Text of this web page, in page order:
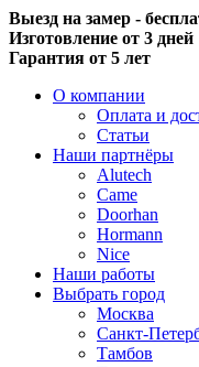
Выезд на замер -
Изготовление от 3 дней
Гарантия от 5 лет
О компании
Оплата и
Статьи
Наши партнёры
Alutech
Came
Doorhan
Hormann
Nice
Наши работы
Выбрать город
Москва
Санкт-
Тамбов